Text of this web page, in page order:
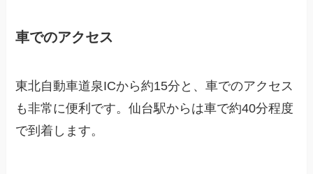
車でのアクセス
東北自動車道泉ICから約15分と、車でのアクセス
も非常に便利です。仙台駅からは車で約40分程度
で到着します。